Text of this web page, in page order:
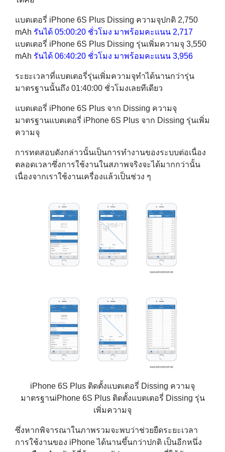
แบตเตอรี่ iPhone 6S Plus Dissing ความจุปกติ 2,750
mAh รันได้ 05:00:20 ชั่วโมง มาพร้อมคะแนน 2,717
แบตเตอรี่ iPhone 6S Plus Dissing รุ่นเพิ่มความจุ 3,550
mAh รันได้ 06:40:20 ชั่วโมง มาพร้อมคะแนน 3,956
ระยะเวลาที่แบตเตอรี่รุ่นเพิ่มความจุทำได้นานกว่ารุ่น
มาตรฐานนั้นถึง 01:40:00 ชั่วโมงเลยทีเดียว
แบตเตอรี่ iPhone 6S Plus จาก Dissing ความจุ
มาตรฐานแบตเตอรี่ iPhone 6S Plus จาก Dissing รุ่นเพิ่ม
ความจุ
การทดสอบดังกล่าวนั้นเป็นการทำงานของระบบต่อเนื่อง
ตลอดเวลาซึ่งการใช้งานในสภาพจริงจะได้มากกว่านั้น
เนื่องจากเราใช้งานเครื่องแล้วเป็นช่วง ๆ
iPhone 6S Plus ติดตั้งแบตเตอรี่ Dissing ความจุ
มาตรฐานiPhone 6S Plus ติดตั้งแบตเตอรี่ Dissing รุ่น
เพิ่มความจุ
ซึ่งหากพิจารณาในภาพรวมจะพบว่าช่วยยืดระยะเวลา
การใช้งานของ iPhone ได้นานขึ้นกว่าปกติ เป็นอีกหนึ่ง